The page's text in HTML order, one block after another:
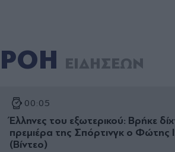
ΡΟΗ ΕΙΔΗΣΕΩΝ
00:05
Έλληνες του εξωτερικού: Βρήκε
πρεμιέρα της Σπόρτινγκ ο Φώτης
(Βίντεο)